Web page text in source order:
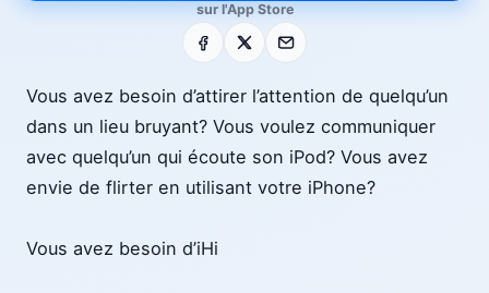
sur l'App Store
Facebook E-mail
Vous avez besoin d’attirer l’attention de quelqu’un
dans un lieu bruyant? Vous voulez communiquer
avec quelqu’un qui écoute son iPod? Vous avez
envie de flirter en utilisant votre iPhone?
Vous avez besoin d’iHi